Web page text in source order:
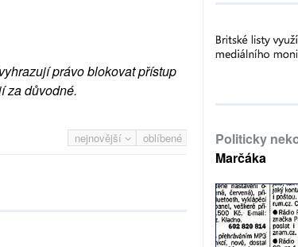
právo blokovat přístup
za důvodné.
nejnovější oblíbené Politicky
Marčáka